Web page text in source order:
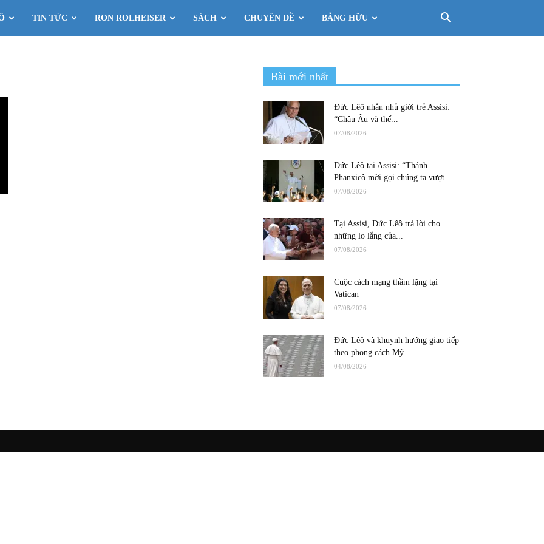
TIN TỨC RON ROLHEISER SÁCH CHUYÊN ĐỀ BẰNG HỮU
Bài mới nhất
Đức Lêô nhắn nhủ giới trẻ Assisi:
“Châu Âu và thế...
07/08/2026
Đức Lêô tại Assisi: “Thánh
Phanxicô mời gọi chúng ta vượt...
07/08/2026
Tại Assisi, Đức Lêô trả lời cho
những lo lắng của...
07/08/2026
Cuộc cách mạng thầm lặng tại
Vatican
07/08/2026
Đức Lêô và khuynh hướng giao tiếp
theo phong cách Mỹ
04/08/2026